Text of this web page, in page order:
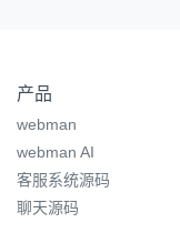
产品
webman
webman AI
客服系统源码
聊天源码